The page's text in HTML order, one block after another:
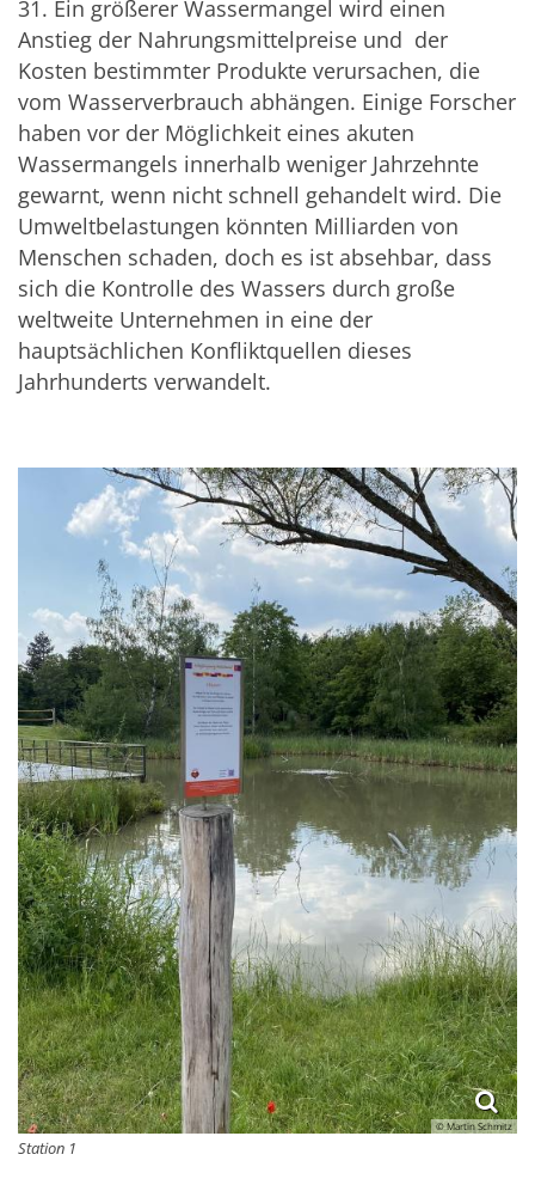
31. Ein größerer Wassermangel wird einen
Anstieg der Nahrungsmittelpreise und der
Kosten bestimmter Produkte verursachen, die
vom Wasserverbrauch abhängen. Einige Forscher
haben vor der Möglichkeit eines akuten
Wassermangels innerhalb weniger Jahrzehnte
gewarnt, wenn nicht schnell gehandelt wird. Die
Umweltbelastungen könnten Milliarden von
Menschen schaden, doch es ist absehbar, dass
sich die Kontrolle des Wassers durch große
weltweite Unternehmen in eine der
hauptsächlichen Konfliktquellen dieses
Jahrhunderts verwandelt.
© Martin Schmitz
Station 1